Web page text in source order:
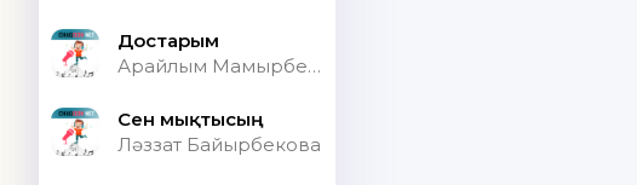
Достарым
Арайлым Мамырбекқызы
Сен мықтысың
Ләззат Байырбекова